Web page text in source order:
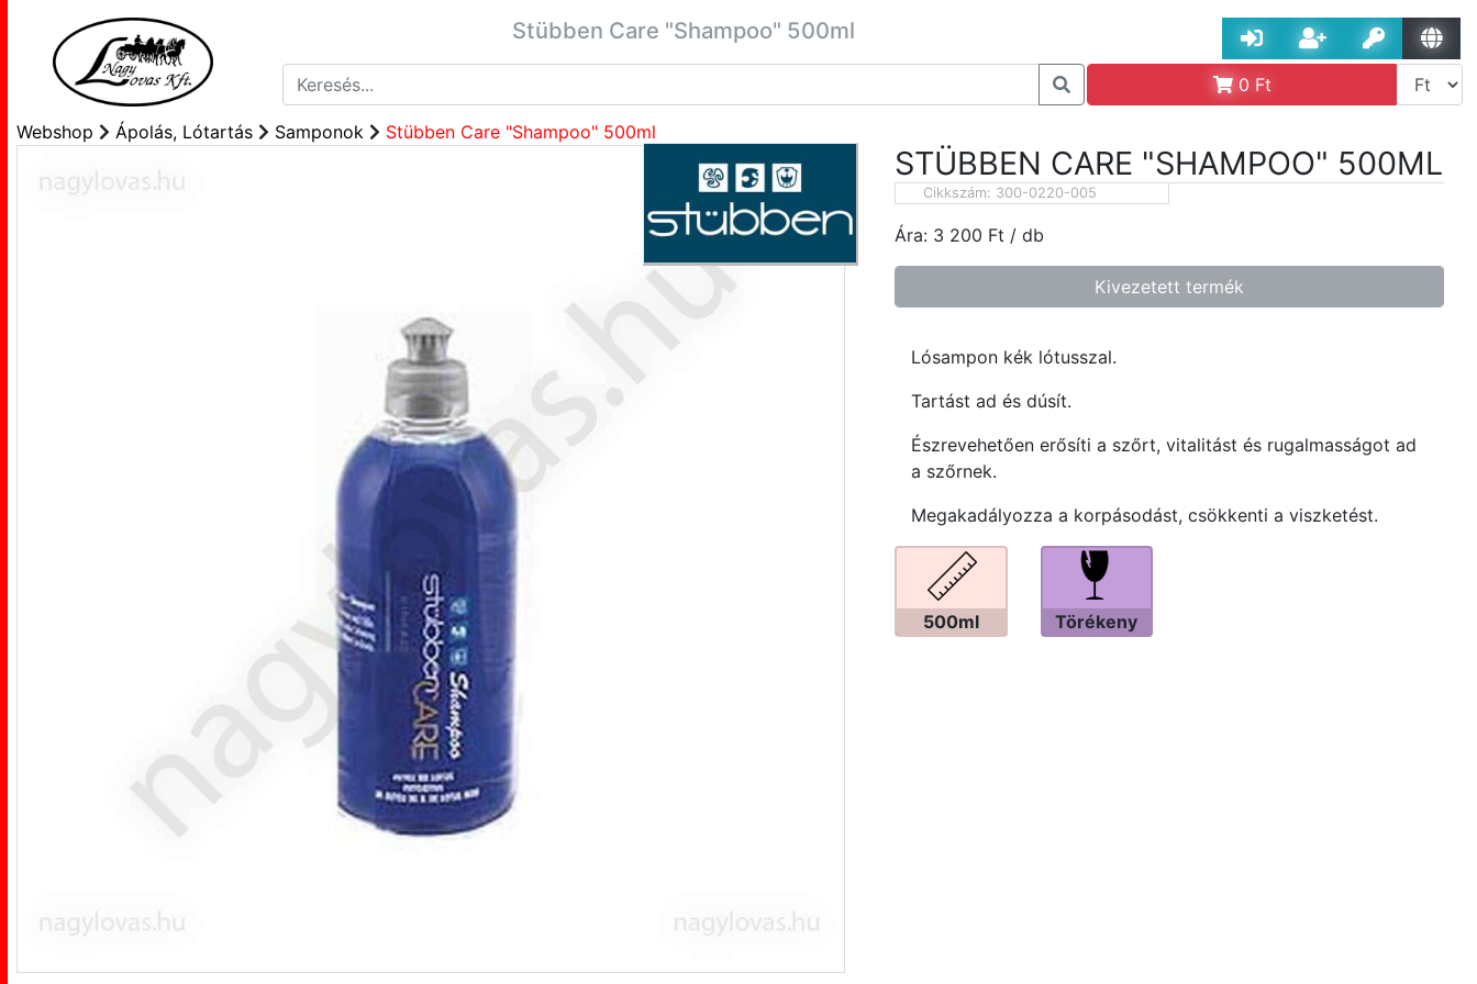
Stübben Care "Shampoo" 500ml
0 Ft
Webshop Ápolás, Lótartás Samponok Stübben Care "Shampoo" 500ml
STÜBBEN CARE "SHAMPOO" 500ML
Cikkszám: 300-0220-005
Ára: 3 200 Ft / db
Kivezetett termék
Lósampon kék lótusszal.
Tartást ad és dúsít.
Észrevehetően erősíti a szőrt, vitalitást és rugalmasságot ad
a szőrnek.
Megakadályozza a korpásodást, csökkenti a viszketést.
500ml Törékeny